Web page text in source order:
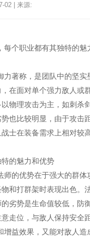
02 | 来源:
个职业都有其独特的魅
著称，是团队中的坚实
在面对单个强力敌人或
物理攻击为主，如刺杀
也比较明显，由于攻击
士在装备需求上相对较
的优势在于强大的群体
和打群架时表现出色。
劣势是生命值较低，防
走位，与敌人保持安全距
益效果，又能对敌人造